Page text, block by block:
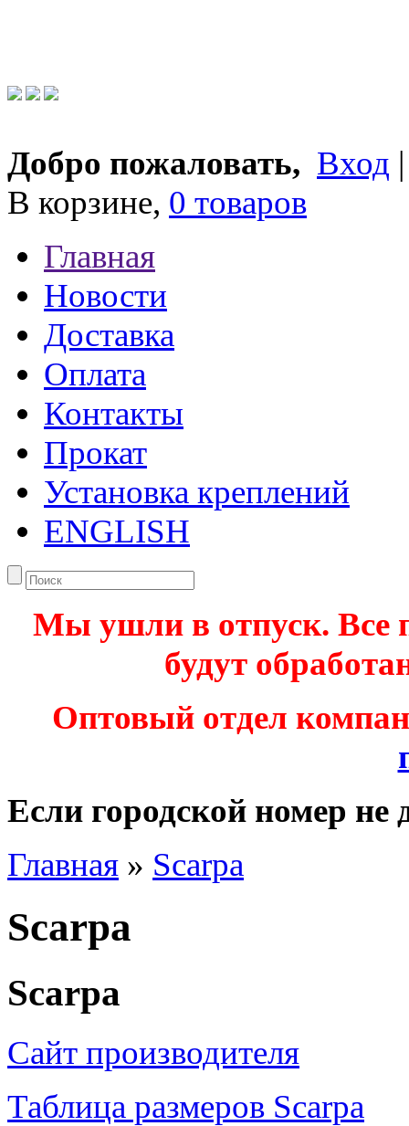
Добро пожаловать, Вход
В корзине, 0 товаров
Главная
Новости
Доставка
Оплата
Контакты
Прокат
Установка креплений
ENGLISH
Мы ушли в отпуск. Все
будут
Оптовый отдел
Если городской номер не
Главная » Scarpa
Scarpa
Scarpa
Сайт производителя
Таблица размеров Scarpa